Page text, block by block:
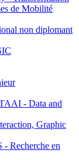
de Mobilité
non diplomant
- Data and
Graphic
Recherche en